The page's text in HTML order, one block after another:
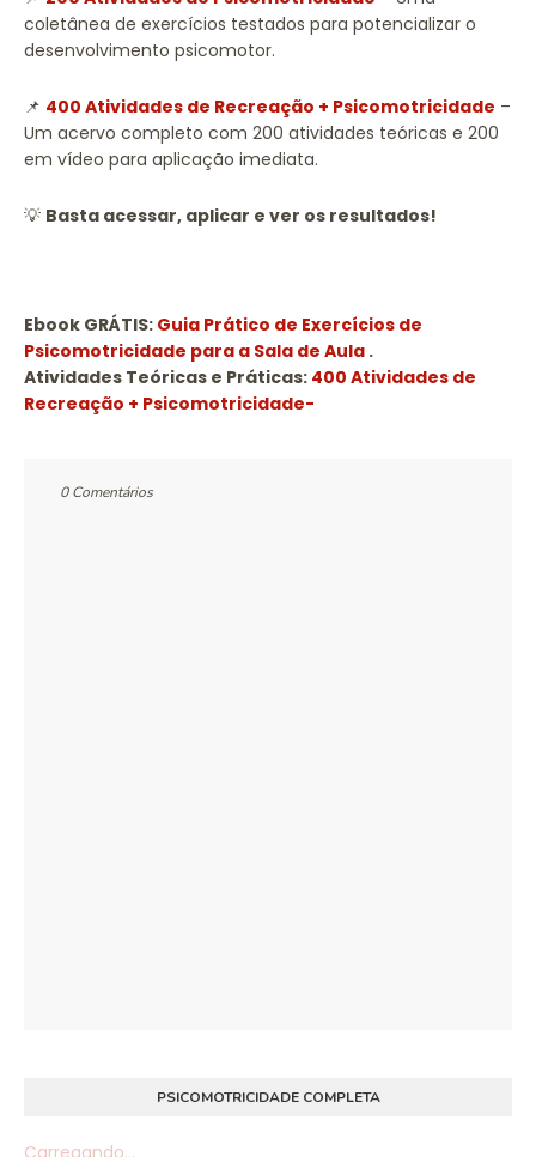
coletânea de exercícios testados para potencializar o
desenvolvimento psicomotor.
📌 400 Atividades de Recreação + Psicomotricidade –
Um acervo completo com 200 atividades teóricas e 200
em vídeo para aplicação imediata.
💡 Basta acessar, aplicar e ver os resultados!
Ebook GRÁTIS: Guia Prático de Exercícios de
Psicomotricidade para a Sala de Aula .
Atividades Teóricas e Práticas: 400 Atividades de
Recreação + Psicomotricidade-
0 Comentários
PSICOMOTRICIDADE COMPLETA
Carregando...